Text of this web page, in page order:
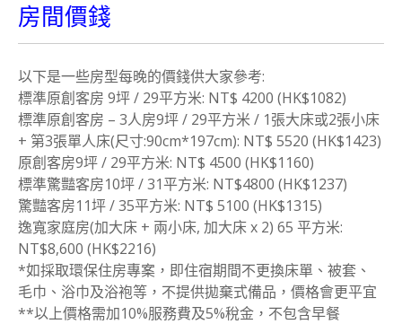
房間價錢
以下是一些房型每晚的價錢供大家參考:
標準原創客房 9坪 / 29平方米: NT$ 4200 (HK$1082)
標準原創客房 – 3人房9坪 / 29平方米 / 1張大床或2張小床
+ 第3張單人床(尺寸:90cm*197cm): NT$ 5520 (HK$1423)
原創客房9坪 / 29平方米: NT$ 4500 (HK$1160)
標準驚豔客房10坪 / 31平方米: NT$4800 (HK$1237)
驚豔客房11坪 / 35平方米: NT$ 5100 (HK$1315)
逸寬家庭房(加大床 + 兩小床, 加大床 x 2) 65 平方米:
NT$8,600 (HK$2216)
*如採取環保住房專案，即住宿期間不更換床單、被套、
毛巾、浴巾及浴袍等，不提供拋棄式備品，價格會更平宜
**以上價格需加10%服務費及5%稅金，不包含早餐